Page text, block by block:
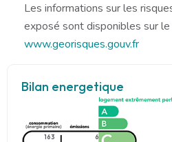
Les informations sur les
exposé sont disponibles sur
www.georisques.gouv.fr
Bilan energetique
163 6